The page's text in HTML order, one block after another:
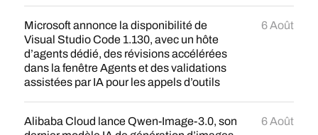
Microsoft annonce la disponibilité de
Visual Studio Code 1.130, avec un hôte
d’agents dédié, des révisions accélérées
dans la fenêtre Agents et des validations
assistées par IA pour les appels d’outils
6 Août
Alibaba Cloud lance Qwen-Image-3.0, son
6 Août